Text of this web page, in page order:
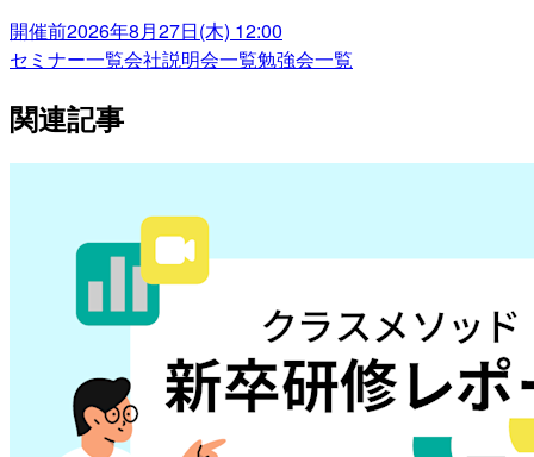
開催前2026年8月27日(木) 12:00
セミナー一覧会社説明会一覧勉強会一覧
関連記事